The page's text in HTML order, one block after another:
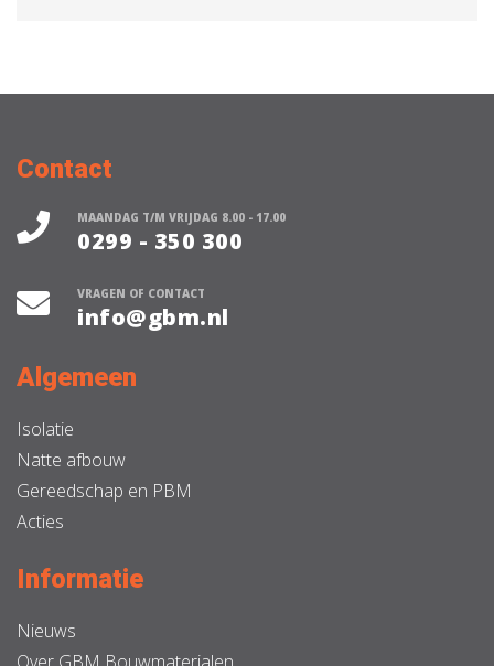
Contact
MAANDAG T/M VRIJDAG 8.00 - 17.00
0299 - 350 300
VRAGEN OF CONTACT
info@gbm.nl
Algemeen
Isolatie
Natte afbouw
Gereedschap en PBM
Acties
Informatie
Nieuws